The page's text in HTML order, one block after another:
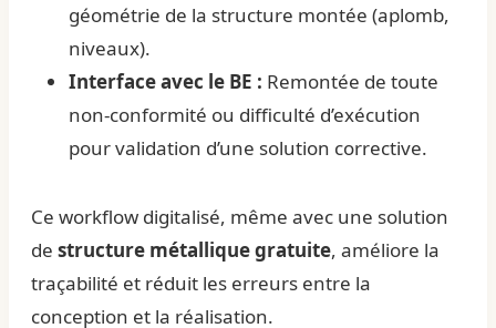
géométrie de la structure montée (aplomb,
niveaux).
Interface avec le BE : Remontée de toute
non-conformité ou difficulté d’exécution
pour validation d’une solution corrective.
Ce workflow digitalisé, même avec une solution
de structure métallique gratuite, améliore la
traçabilité et réduit les erreurs entre la
conception et la réalisation.